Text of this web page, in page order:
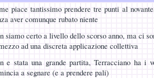
piace tantissimo prendere tre punti al
aver comunque rubato niente
siamo certo a livello dello scorso anno, ma ci
ad una discreta applicazione collettiva
e stata una grande partita, Terracciano ha i
a segnare (e a prendere pali)